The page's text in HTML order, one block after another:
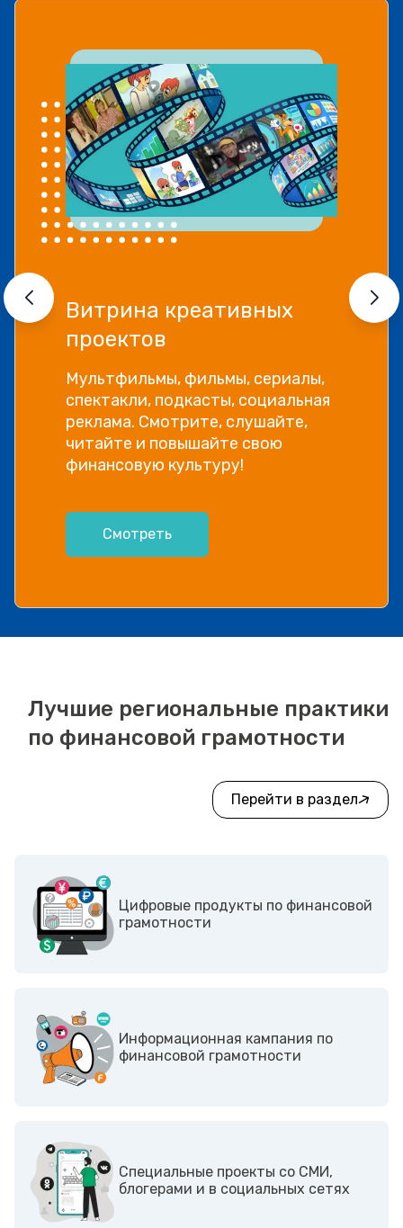
Прямой эфир
VS Финансовый
Как отличить фейковые
успеха и бесполезные курсы от
настоящей экспертной
информации, рассказываем в
видео!
Лучшие региональные практики
по финансовой грамотности
Перейти в раздел
Цифровые продукты по финансовой
грамотности
Информационная кампания по
финансовой грамотности
Cпециальные проекты со СМИ,
блогерами и в социальных сетях